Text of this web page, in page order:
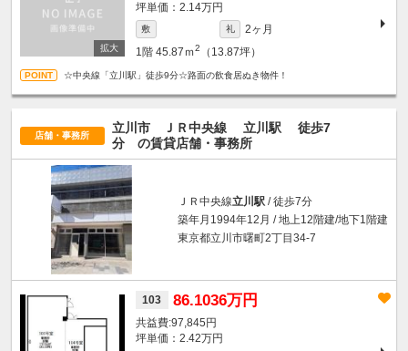
坪単価：2.14万円
敷 礼
2ヶ月
1階 45.87ｍ2 （13.87坪）
☆中央線「立川駅」徒歩9分☆路面の飲食居ぬき物件！
店舗・事務所
立川市 ＪＲ中央線 立川駅
徒歩7
分 の賃貸店舗・事務所
ＪＲ中央線立川駅 / 徒歩7分
築年月1994年12月 / 地上12階建/地下1階建
東京都立川市曙町2丁目34-7
103 86.1036万円
97,845円
坪単価：2.42万円